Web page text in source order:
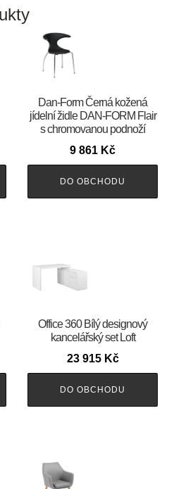
​​​​​Dan-Form Černá kožená
jídelní židle DAN-FORM Flair
s chromovanou podnoží
9 861 Kč
DO OBCHODU
Office 360 Bílý designový
kancelářský set Loft
23 915 Kč
DO OBCHODU